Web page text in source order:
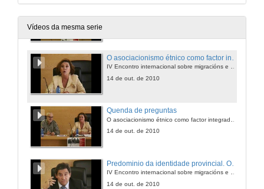
Vídeos da mesma serie
Quenda de preguntas
IV Encontro internacional sobre migracións e globalización
14 de out. de 2010
Quenda de preguntas
14 de out. de 2010
IV Encontro internacional sobre migracións e globalización
14 de out. de 2010